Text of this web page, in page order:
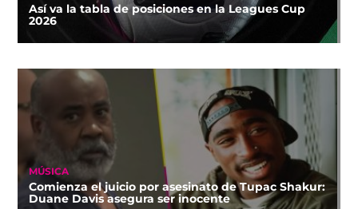
Así va la tabla de posiciones en la Leagues Cup
2026
MÚSICA
Comienza el juicio por asesinato de Tupac Shakur:
Duane Davis asegura ser inocente